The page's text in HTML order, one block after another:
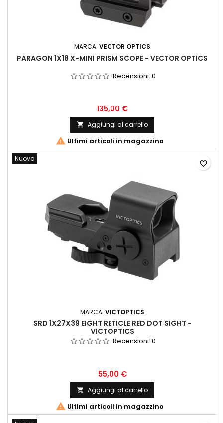
MARCA: VECTOR OPTICS
PARAGON 1X18 X-MINI PRISM SCOPE - VECTOR OPTICS
Recensioni: 0
135,00 €
 Aggiungi al carrello
 Ultimi articoli in magazzino
Nuovo
MARCA: VICTOPTICS
SRD 1X27X39 EIGHT RETICLE RED DOT SIGHT -
VICTOPTICS
Recensioni: 0
55,00 €
 Aggiungi al carrello
 Ultimi articoli in magazzino
favorite_border